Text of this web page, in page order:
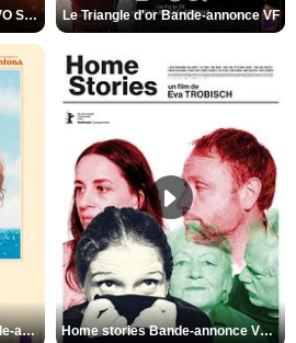
L'Odyssée Bande-annonce VO STFR Le Triangle d'or Bande-annonce VF
Les Matins merveilleux Bande-annonce VF Home stories Bande-annonce VO STFR